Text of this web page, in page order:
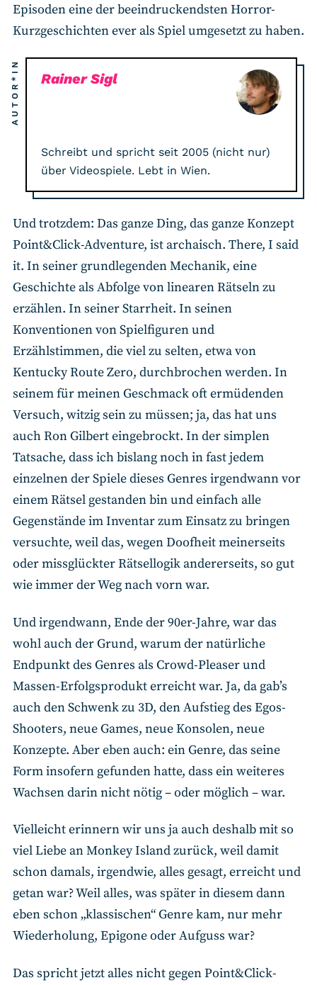
Episoden eine der beeindruckendsten Horror-
Kurzgeschichten ever als Spiel umgesetzt zu haben.
AUTOR*IN Rainer Sigl
Schreibt und spricht seit 2005 (nicht nur)
über Videospiele. Lebt in Wien.
Und trotzdem: Das ganze Ding, das ganze Konzept
Point&Click-Adventure, ist archaisch. There, I said
it. In seiner grundlegenden Mechanik, eine
Geschichte als Abfolge von linearen Rätseln zu
erzählen. In seiner Starrheit. In seinen
Konventionen von Spielfiguren und
Erzählstimmen, die viel zu selten, etwa von
Kentucky Route Zero, durchbrochen werden. In
seinem für meinen Geschmack oft ermüdenden
Versuch, witzig sein zu müssen; ja, das hat uns
auch Ron Gilbert eingebrockt. In der simplen
Tatsache, dass ich bislang noch in fast jedem
einzelnen der Spiele dieses Genres irgendwann vor
einem Rätsel gestanden bin und einfach alle
Gegenstände im Inventar zum Einsatz zu bringen
versuchte, weil das, wegen Doofheit meinerseits
oder missglückter Rätsellogik andererseits, so gut
wie immer der Weg nach vorn war.
Und irgendwann, Ende der 90er-Jahre, war das
wohl auch der Grund, warum der natürliche
Endpunkt des Genres als Crowd-Pleaser und
Massen-Erfolgsprodukt erreicht war. Ja, da gab’s
auch den Schwenk zu 3D, den Aufstieg des Egos-
Shooters, neue Games, neue Konsolen, neue
Konzepte. Aber eben auch: ein Genre, das seine
Form insofern gefunden hatte, dass ein weiteres
Wachsen darin nicht nötig – oder möglich – war.
Vielleicht erinnern wir uns ja auch deshalb mit so
viel Liebe an Monkey Island zurück, weil damit
schon damals, irgendwie, alles gesagt, erreicht und
getan war? Weil alles, was später in diesem dann
eben schon „klassischen“ Genre kam, nur mehr
Wiederholung, Epigone oder Aufguss war?
Das spricht jetzt alles nicht gegen Point&Click-